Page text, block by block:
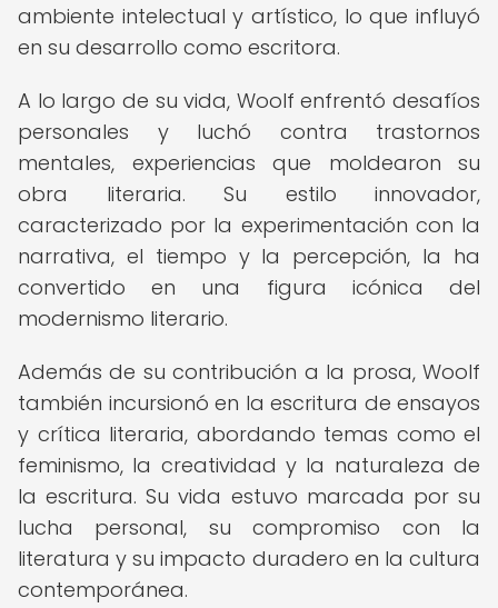
ambiente intelectual y artístico, lo que influyó
en su desarrollo como escritora.
A lo largo de su vida, Woolf enfrentó desafíos
personales y luchó contra trastornos
mentales, experiencias que moldearon su
obra literaria. Su estilo innovador,
caracterizado por la experimentación con la
narrativa, el tiempo y la percepción, la ha
convertido en una figura icónica del
modernismo literario.
Además de su contribución a la prosa, Woolf
también incursionó en la escritura de ensayos
y crítica literaria, abordando temas como el
feminismo, la creatividad y la naturaleza de
la escritura. Su vida estuvo marcada por su
lucha personal, su compromiso con la
literatura y su impacto duradero en la cultura
contemporánea.